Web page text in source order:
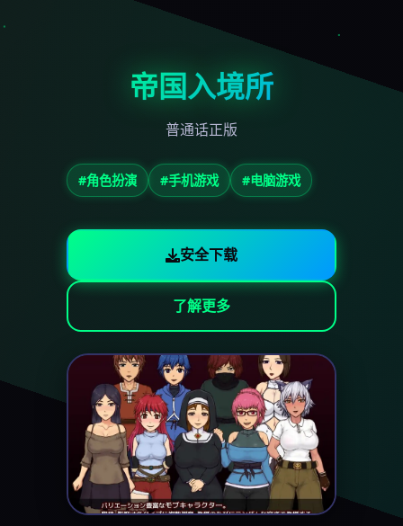
帝国入境所
普通话正版
#角色扮演 #手机游戏 #电脑游戏
安全下载
了解更多